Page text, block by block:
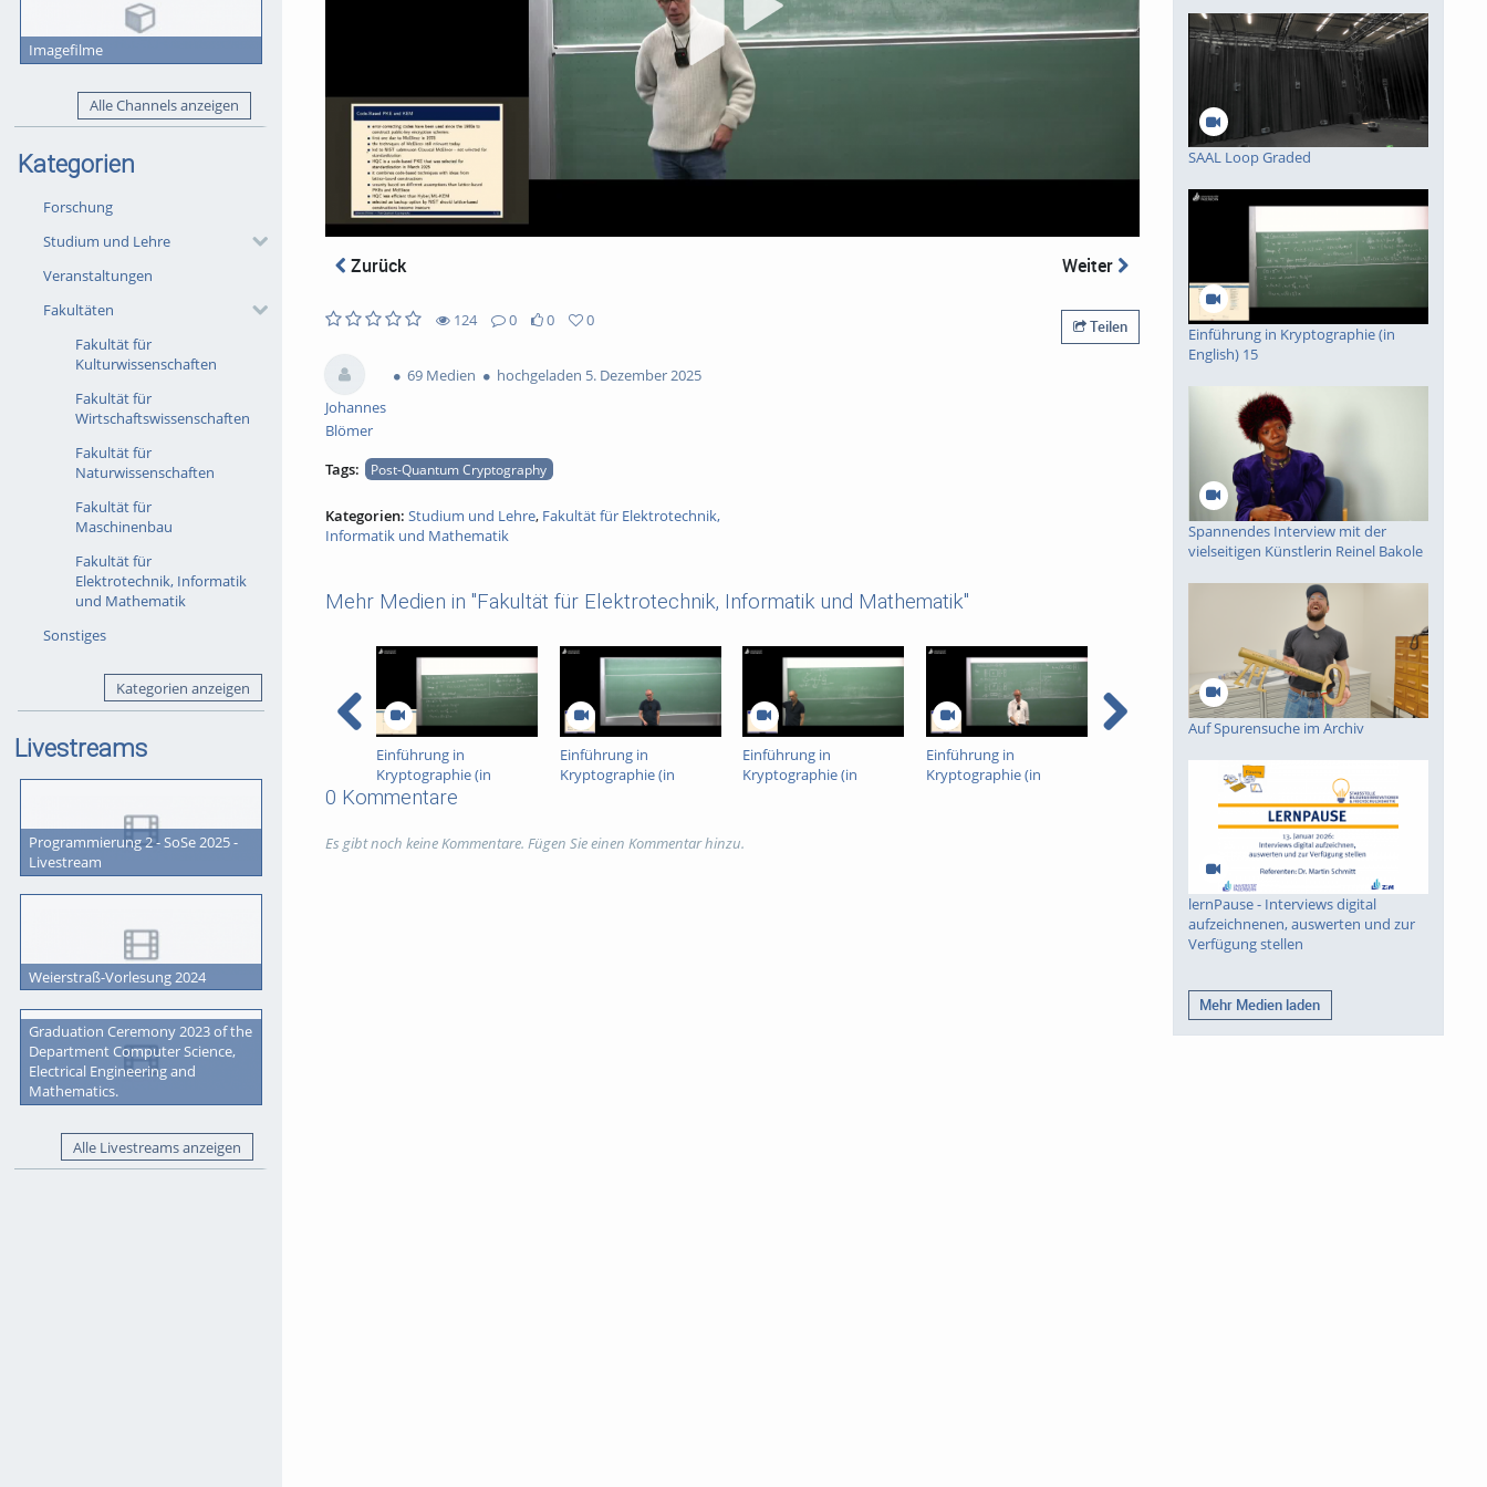
Imagefilme
Alle Channels anzeigen
Kategorien
Forschung
Studium und Lehre
Veranstaltungen
Fakultäten
Fakultät für
Kulturwissenschaften
Fakultät für
Wirtschaftswissenschaften
Fakultät für
Naturwissenschaften
Fakultät für
Maschinenbau
Fakultät für
Elektrotechnik, Informatik
und Mathematik
Sonstiges
Kategorien anzeigen
Livestreams
Programmierung 2 - SoSe 2025 -
Livestream
Weierstraß-Vorlesung 2024
Graduation Ceremony 2023 of the
Department Computer Science,
Electrical Engineering and
Mathematics.
Alle Livestreams anzeigen
Zurück Weiter
124
views
0
Kommentare
0
likes
0
favorites
Teilen
Johannes
Blömer
69 Medien hochgeladen 5. Dezember 2025
Tags: Post-Quantum Cryptography
Kategorien: Studium und Lehre, Fakultät für Elektrotechnik,
Informatik und Mathematik
Mehr Medien in "Fakultät für Elektrotechnik, Informatik und Mathematik"
Einführung in
Kryptographie (in
English) 15
Einführung in
Kryptographie (in
Einführung in
Kryptographie (in
Einführung in
Kryptographie (in
Kryptographie (in
Kryptographie (in
English) 9
0 Kommentare
Es gibt noch keine Kommentare. Fügen Sie einen Kommentar hinzu.
SAAL Loop Graded
Einführung in Kryptographie (in
English) 15
Spannendes Interview mit der
vielseitigen Künstlerin Reinel Bakole
Auf Spurensuche im Archiv
lernPause - Interviews digital
aufzeichnenen, auswerten und zur
Verfügung stellen
Mehr Medien laden